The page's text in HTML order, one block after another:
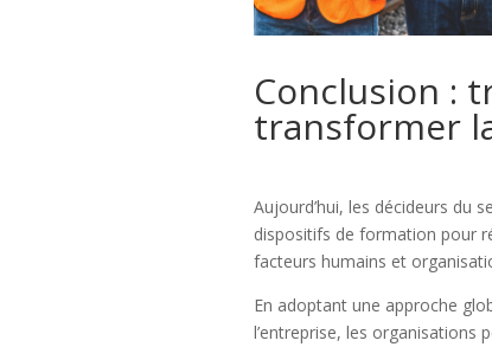
Conclusion :
transformer
Aujourd’hui, les décideurs du
dispositifs de formation pour
facteurs humains et
En adoptant une approche
l’entreprise, les organisations